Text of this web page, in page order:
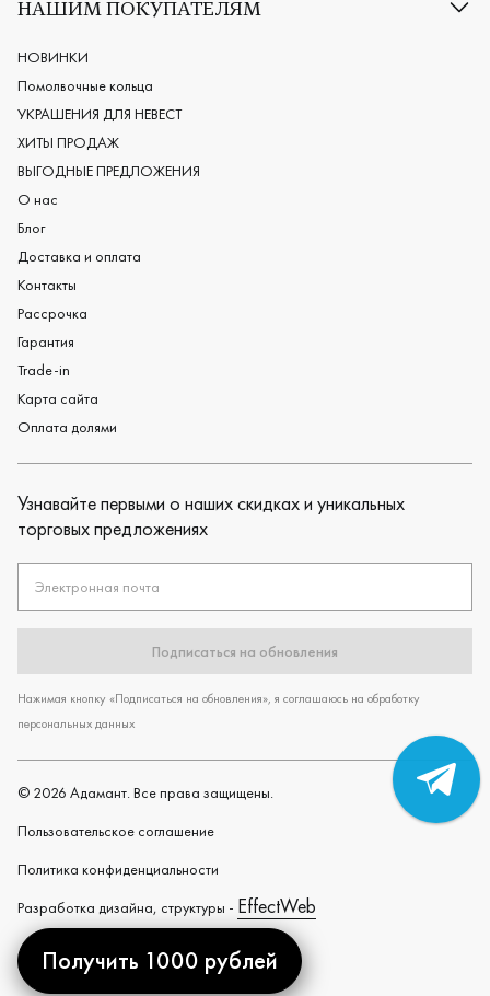
Европейские обручальные кольца
Мужские обручальные кольца
Женские обручальные кольца
Обручальные кольца из платины
Дизайнерские обручальные кольца
Черные обручальные кольца
НАШИМ ПОКУПАТЕЛЯМ
НОВИНКИ
Помолвочные кольца
УКРАШЕНИЯ ДЛЯ НЕВЕСТ
ХИТЫ ПРОДАЖ
ВЫГОДНЫЕ ПРЕДЛОЖЕНИЯ
О нас
Блог
Доставка и оплата
Контакты
Рассрочка
Гарантия
Trade-in
Карта сайта
Оплата долями
Узнавайте первыми о наших скидках и уникальных
торговых предложениях
Электронная почта
Подписаться на обновления
Нажимая кнопку «Подписаться на обновления», я соглашаюсь на обработку
персональных данных
© 2026 Адамант. Все права защищены.
Пользовательское cоглашение
Политика конфиденциальности
Разработка дизайна, структуры - EffectWeb
Created by
Получить 1000 рублей